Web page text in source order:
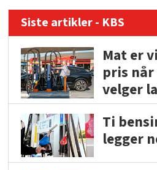
Siste artikler - KBS
Mat er
pris
velger
Ti
legger